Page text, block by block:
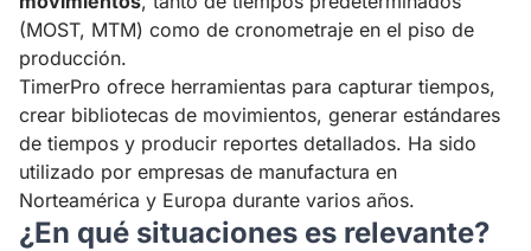
(MOST, MTM) como de cronometraje en el piso de
producción.
TimerPro ofrece herramientas para capturar tiempos,
crear bibliotecas de movimientos, generar estándares
de tiempos y producir reportes detallados. Ha sido
utilizado por empresas de manufactura en
Norteamérica y Europa durante varios años.
¿En qué situaciones es relevante?